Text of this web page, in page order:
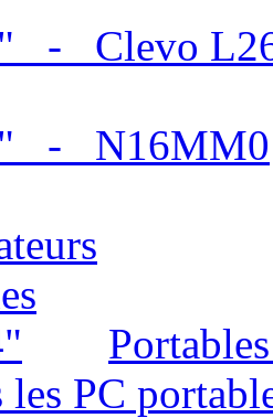
- Clevo
- N16MM0
les PC